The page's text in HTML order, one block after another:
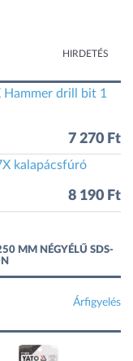
HIRDETÉS
Hammer drill bit 1
7 270 Ft
kalapácsfúró
8 190 Ft
MM NÉGYÉLŰ SDS-
Árfigyelés